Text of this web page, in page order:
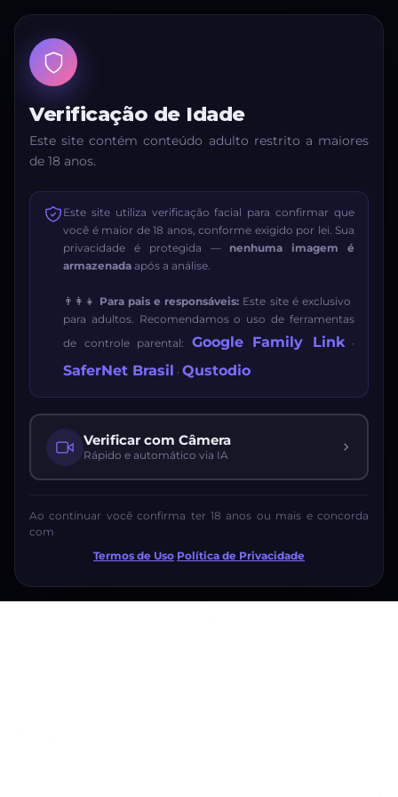
Verificação de Idade
Este site contém conteúdo adulto restrito a maiores
de 18 anos.
Este site utiliza verificação facial para confirmar que
você é maior de 18 anos, conforme exigido por lei. Sua
privacidade é protegida — nenhuma imagem é
armazenada após a análise.
👨‍👩‍👧 Para pais e responsáveis: Este site é exclusivo
para adultos. Recomendamos o uso de ferramentas
de controle parental: Google Family Link·
SaferNet Brasil · Qustodio
Verificar com Câmera
Rápido e automático via IA
Ao continuar você confirma ter 18 anos ou mais e concorda
com
Termos de Uso·Política de Privacidade